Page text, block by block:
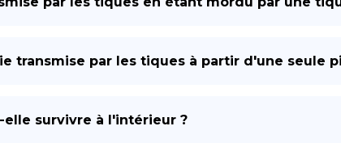
transmise par les tiques à partir d'une seule
survivre à l'intérieur ?